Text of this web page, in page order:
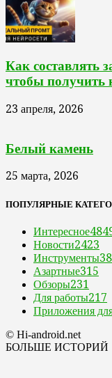
Как составлять
чтобы получить
23 апреля, 2026
Белый камень
25 марта, 2026
ПОПУЛЯРНЫЕ
Интересное
Новости2423
Инструменты
Азартные315
Обзоры231
Для работы217
Приложения
© Hi-android.net
БОЛЬШЕ ИСТОРИЙ